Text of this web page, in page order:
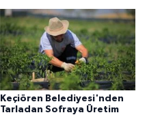
Keçiören Belediyesi'nden
Tarladan Sofraya Üretim